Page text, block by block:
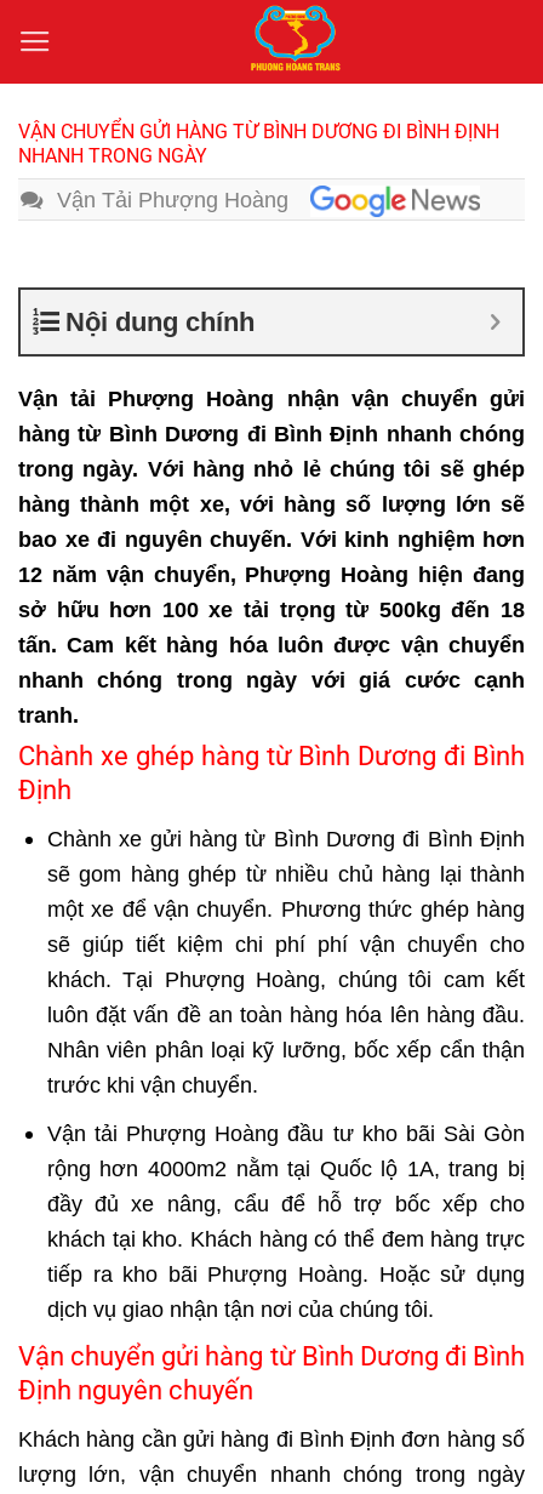
qua
nội
dung
VẬN CHUYỂN GỬI HÀNG TỪ BÌNH DƯƠNG ĐI BÌNH ĐỊNH
NHANH TRONG NGÀY
Vận Tải Phượng Hoàng
Nội dung chính
Vận tải Phượng Hoàng nhận vận chuyển gửi
hàng từ Bình Dương đi Bình Định nhanh chóng
trong ngày. Với hàng nhỏ lẻ chúng tôi sẽ ghép
hàng thành một xe, với hàng số lượng lớn sẽ
bao xe đi nguyên chuyến. Với kinh nghiệm hơn
12 năm vận chuyển, Phượng Hoàng hiện đang
sở hữu hơn 100 xe tải trọng từ 500kg đến 18
tấn. Cam kết hàng hóa luôn được vận chuyển
nhanh chóng trong ngày với giá cước cạnh
tranh.
Chành xe ghép hàng từ Bình Dương đi Bình
Định
Chành xe gửi hàng từ Bình Dương đi Bình Định
sẽ gom hàng ghép từ nhiều chủ hàng lại thành
một xe để vận chuyển. Phương thức ghép hàng
sẽ giúp tiết kiệm chi phí phí vận chuyển cho
khách. Tại Phượng Hoàng, chúng tôi cam kết
luôn đặt vấn đề an toàn hàng hóa lên hàng đầu.
Nhân viên phân loại kỹ lưỡng, bốc xếp cẩn thận
trước khi vận chuyển.
Vận tải Phượng Hoàng đầu tư kho bãi Sài Gòn
rộng hơn 4000m2 nằm tại Quốc lộ 1A, trang bị
đầy đủ xe nâng, cẩu để hỗ trợ bốc xếp cho
khách tại kho. Khách hàng có thể đem hàng trực
tiếp ra kho bãi Phượng Hoàng. Hoặc sử dụng
dịch vụ giao nhận tận nơi của chúng tôi.
Vận chuyển gửi hàng từ Bình Dương đi Bình
Định nguyên chuyến
Khách hàng cần gửi hàng đi Bình Định đơn hàng số
lượng lớn, vận chuyển nhanh chóng trong ngày